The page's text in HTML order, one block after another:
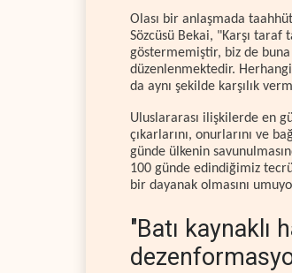
Olası bir anlaşmada
Sözcüsü Bekai, "Karşı
göstermemiştir, biz de buna
düzenlenmektedir.
da aynı şekilde karşılık
Uluslararası ilişkilerde en
çıkarlarını, onurlarını ve
günde ülkenin
100 günde edindiğimiz
bir dayanak olmasını
"Batı kaynaklı